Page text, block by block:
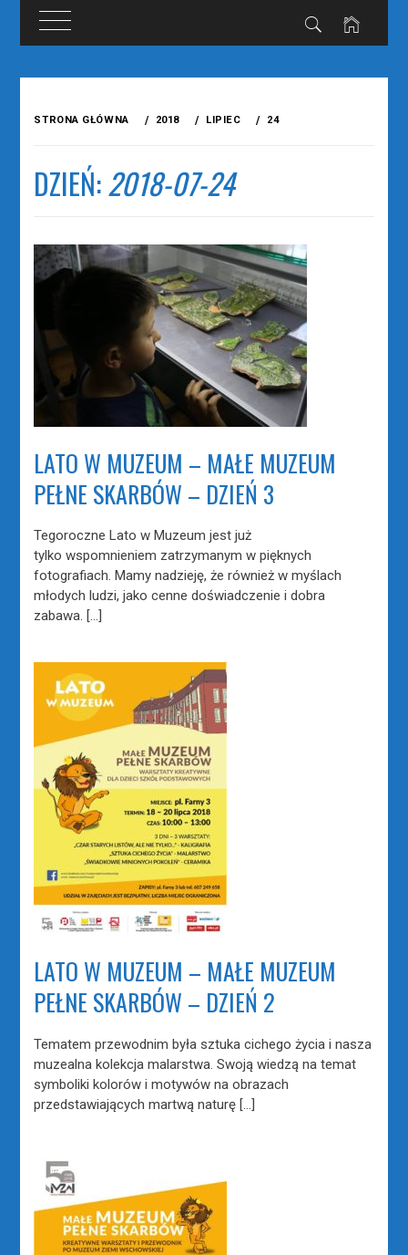
STRONA GŁÓWNA 2018 LIPIEC 24
DZIEŃ:2018-07-24
LATO W MUZEUM – MAŁE MUZEUM
PEŁNE SKARBÓW – DZIEŃ 3
Tegoroczne Lato w Muzeum jest już
tylko wspomnieniem zatrzymanym w pięknych
fotografiach. Mamy nadzieję, że również w myślach
młodych ludzi, jako cenne doświadczenie i dobra
zabawa. […]
LATO W MUZEUM – MAŁE MUZEUM
PEŁNE SKARBÓW – DZIEŃ 2
Tematem przewodnim była sztuka cichego życia i nasza
muzealna kolekcja malarstwa. Swoją wiedzą na temat
symboliki kolorów i motywów na obrazach
przedstawiających martwą naturę […]